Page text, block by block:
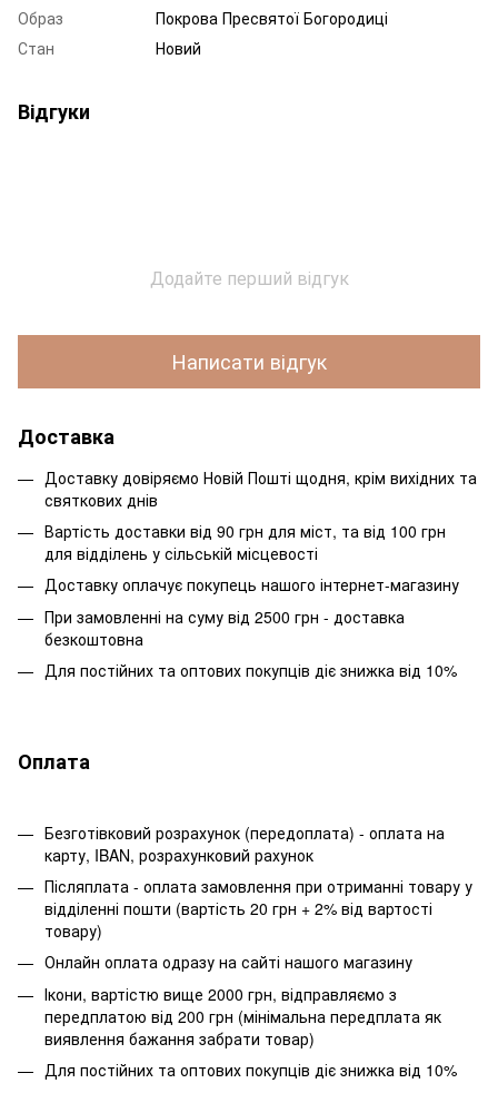
Образ
Покрова Пресвятої Богородиці
Стан
Новий
Відгуки
Додайте перший відгук
Написати відгук
Доставка
Доставку довіряємо Новій Пошті щодня, крім вихідних та
святкових днів
Вартість доставки від 90 грн для міст, та від 100 грн
для відділень у сільській місцевості
Доставку оплачує покупець нашого інтернет-магазину
При замовленні на суму від 2500 грн - доставка
безкоштовна
Для постійних та оптових покупців діє знижка від 10%
Оплата
Безготівковий розрахунок (передоплата) - оплата на
карту, IBAN, розрахунковий рахунок
Післяплата - оплата замовлення при отриманні товару у
відділенні пошти (вартість 20 грн + 2% від вартості
товару)
Онлайн оплата одразу на сайті нашого магазину
Ікони, вартістю вище 2000 грн, відправляємо з
передплатою від 200 грн (мінімальна передплата як
виявлення бажання забрати товар)
Для постійних та оптових покупців діє знижка від 10%